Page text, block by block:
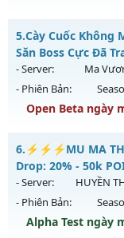
Antihack: Chống
MU HỎA LONG
Mu mới ra tháng 08
https://
02/08/2626
Exp: 9999x - Drop:
Thể loại: Mu
Antihack: XShield
5.Cày Cuốc Không
Săn Boss Cực Đã
- Server: Ma
- Phiên Bản:
Open Beta ngày
Cày Cuốc Không
Mu mới ra tháng 08
ngày 10/08/2626
Exp: 200x - Drop:
Kiểu reset: Reset In
6. ⚡⚡⚡MU MA
Drop: 20% - 50k
- Server: HUYỀN
- Phiên Bản:
Alpha Test ngày